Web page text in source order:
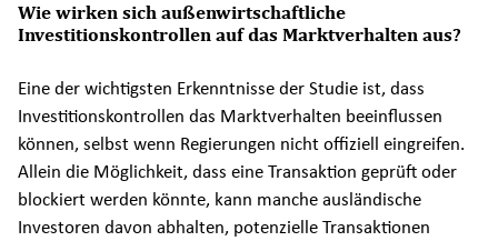
Wie wirken sich außenwirtschaftliche
Investitionskontrollen auf das Marktverhalten aus?
Eine der wichtigsten Erkenntnisse der Studie ist, dass
Investitionskontrollen das Marktverhalten beeinflussen
können, selbst wenn Regierungen nicht offiziell eingreifen.
Allein die Möglichkeit, dass eine Transaktion geprüft oder
blockiert werden könnte, kann manche ausländische
Investoren davon abhalten, potenzielle Transaktionen